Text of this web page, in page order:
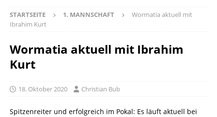
STARTSEITE 1. MANNSCHAFT
Wormatia aktuell mit
Ibrahim Kurt
Wormatia aktuell mit Ibrahim
Kurt
18. Oktober 2020 Christian Bub
Spitzenreiter und erfolgreich im Pokal: Es läuft aktuell bei